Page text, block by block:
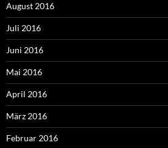
August 2016
Juli 2016
Juni 2016
Mai 2016
April 2016
März 2016
Februar 2016